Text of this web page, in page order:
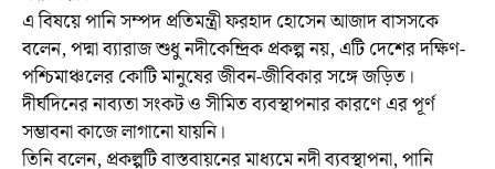
এ বিষয়ে পানি সম্পদ প্রতিমন্ত্রী ফরহাদ হোসেন আজাদ বাসসকে
বলেন, পদ্মা ব্যারাজ শুধু নদীকেন্দ্রিক প্রকল্প নয়, এটি দেশের দক্ষিণ-
পশ্চিমাঞ্চলের কোটি মানুষের জীবন-জীবিকার সঙ্গে জড়িত।
দীর্ঘদিনের নাব্যতা সংকট ও সীমিত ব্যবস্থাপনার কারণে এর পূর্ণ
সম্ভাবনা কাজে লাগানো যায়নি।
তিনি বলেন, প্রকল্পটি বাস্তবায়নের মাধ্যমে নদী ব্যবস্থাপনা, পানি